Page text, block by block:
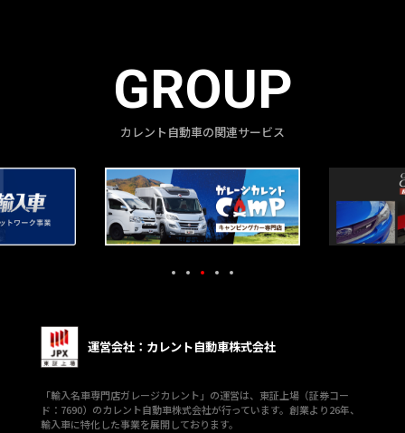
GROUP
カレント自動車の関連サービス
運営会社：カレント自動車株式会社
「輸入名車専門店ガレージカレント」の運営は、東証上場（証券コー
ド：7690）のカレント自動車株式会社が行っています。創業より26年、
輸入車に特化した事業を展開しております。